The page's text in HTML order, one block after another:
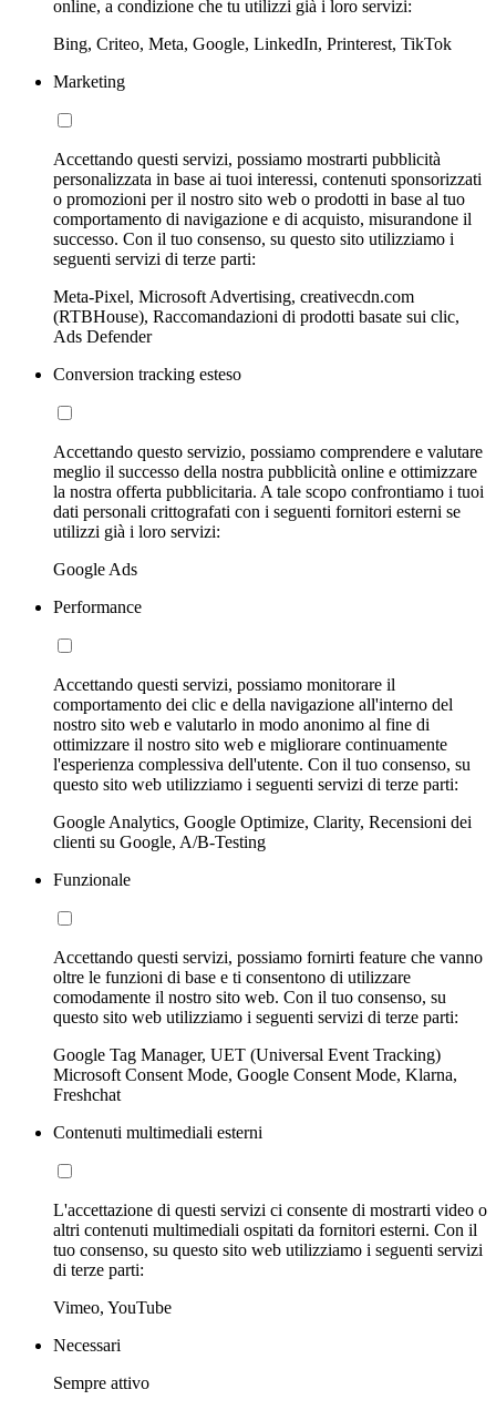
online, a condizione che tu utilizzi già i loro servizi:
Bing, Criteo, Meta, Google, LinkedIn, Printerest, TikTok
Marketing
Accettando questi servizi, possiamo mostrarti pubblicità
personalizzata in base ai tuoi interessi, contenuti sponsorizzati
o promozioni per il nostro sito web o prodotti in base al tuo
comportamento di navigazione e di acquisto, misurandone il
successo. Con il tuo consenso, su questo sito utilizziamo i
seguenti servizi di terze parti:
Meta-Pixel, Microsoft Advertising, creativecdn.com
(RTBHouse), Raccomandazioni di prodotti basate sui clic,
Ads Defender
Conversion tracking esteso
Accettando questo servizio, possiamo comprendere e valutare
meglio il successo della nostra pubblicità online e ottimizzare
la nostra offerta pubblicitaria. A tale scopo confrontiamo i tuoi
dati personali crittografati con i seguenti fornitori esterni se
utilizzi già i loro servizi:
Google Ads
Performance
Accettando questi servizi, possiamo monitorare il
comportamento dei clic e della navigazione all'interno del
nostro sito web e valutarlo in modo anonimo al fine di
ottimizzare il nostro sito web e migliorare continuamente
l'esperienza complessiva dell'utente. Con il tuo consenso, su
questo sito web utilizziamo i seguenti servizi di terze parti:
Google Analytics, Google Optimize, Clarity, Recensioni dei
clienti su Google, A/B-Testing
Funzionale
Accettando questi servizi, possiamo fornirti feature che vanno
oltre le funzioni di base e ti consentono di utilizzare
comodamente il nostro sito web. Con il tuo consenso, su
questo sito web utilizziamo i seguenti servizi di terze parti:
Google Tag Manager, UET (Universal Event Tracking)
Microsoft Consent Mode, Google Consent Mode, Klarna,
Freshchat
Contenuti multimediali esterni
L'accettazione di questi servizi ci consente di mostrarti video o
altri contenuti multimediali ospitati da fornitori esterni. Con il
tuo consenso, su questo sito web utilizziamo i seguenti servizi
di terze parti:
Vimeo, YouTube
Necessari
Sempre attivo